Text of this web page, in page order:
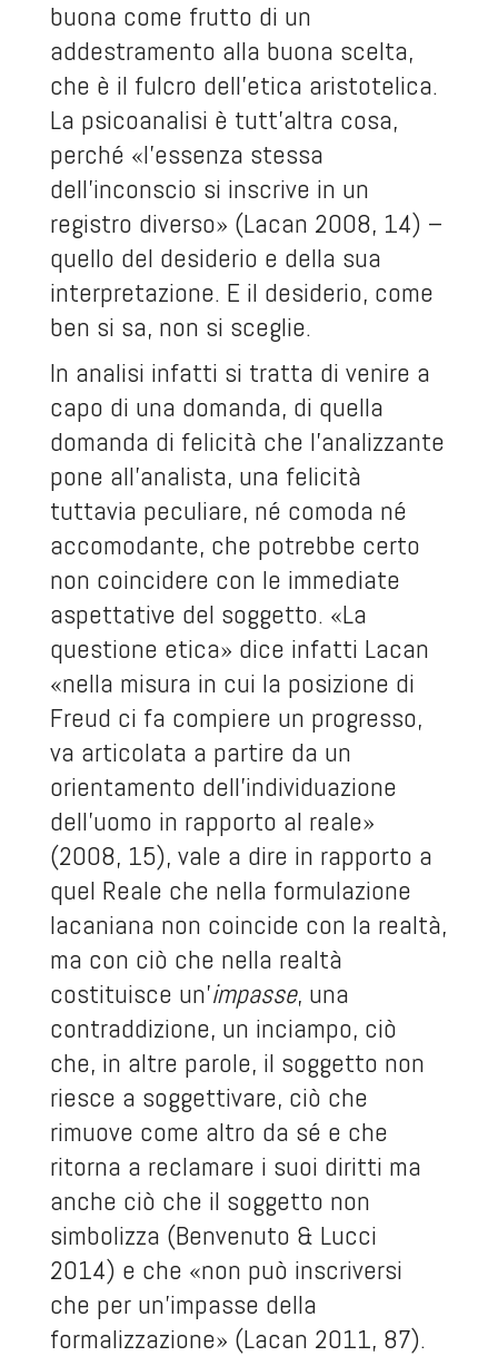
buona come frutto di un
addestramento alla buona scelta,
che è il fulcro dell’etica aristotelica.
La psicoanalisi è tutt’altra cosa,
perché «l’essenza stessa
dell’inconscio si inscrive in un
registro diverso» (Lacan 2008, 14) –
quello del desiderio e della sua
interpretazione. E il desiderio, come
ben si sa, non si sceglie.
In analisi infatti si tratta di venire a
capo di una domanda, di quella
domanda di felicità che l’analizzante
pone all’analista, una felicità
tuttavia peculiare, né comoda né
accomodante, che potrebbe certo
non coincidere con le immediate
aspettative del soggetto. «La
questione etica» dice infatti Lacan
«nella misura in cui la posizione di
Freud ci fa compiere un progresso,
va articolata a partire da un
orientamento dell’individuazione
dell’uomo in rapporto al reale»
(2008, 15), vale a dire in rapporto a
quel Reale che nella formulazione
lacaniana non coincide con la realtà,
ma con ciò che nella realtà
costituisce un’impasse, una
contraddizione, un inciampo, ciò
che, in altre parole, il soggetto non
riesce a soggettivare, ciò che
rimuove come altro da sé e che
ritorna a reclamare i suoi diritti ma
anche ciò che il soggetto non
simbolizza (Benvenuto & Lucci
2014) e che «non può inscriversi
che per un’impasse della
formalizzazione» (Lacan 2011, 87).